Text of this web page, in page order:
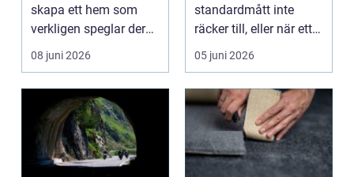
skapa ett hem som
verkligen speglar deras
liv, sm...
08 juni 2026
standardmått inte
räcker till, eller när ett
hus behöver fön...
05 juni 2026